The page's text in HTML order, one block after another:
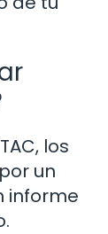
los
un
informe